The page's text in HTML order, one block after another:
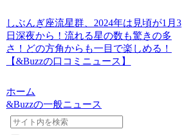
しぶんぎ座流星群、2024年は見頃が1月3
日深夜から！流れる星の数も驚きの多
さ！どの方角からも一目で楽しめる！
【&Buzzの口コミニュース】
ホーム
&Buzzの一般ニュース